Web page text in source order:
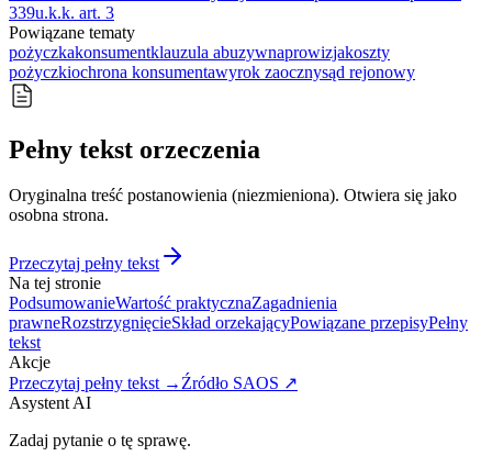
339u.k.k. art. 3
Powiązane tematy
pożyczkakonsumentklauzula abuzywnaprowizjakoszty
pożyczkiochrona konsumentawyrok zaocznysąd rejonowy
Pełny tekst orzeczenia
Oryginalna treść postanowienia (niezmieniona). Otwiera się jako
osobna strona.
Przeczytaj pełny tekst
Na tej stronie
PodsumowanieWartość praktycznaZagadnienia
prawneRozstrzygnięcieSkład orzekającyPowiązane przepisyPełny
tekst
Akcje
Przeczytaj pełny tekst →Źródło SAOS ↗
Asystent AI
Zadaj pytanie o tę sprawę.